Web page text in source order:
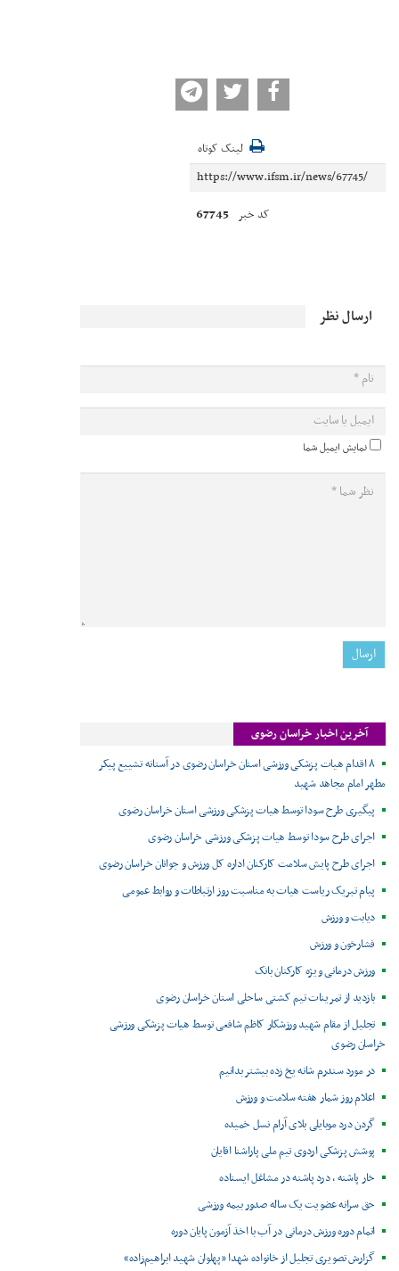
لینک کوتاه
کد خبر 67745
ارسال نظر
نمایش ایمیل شما
آخرین اخبار خراسان رضوی
۸ اقدام هیات پزشکی ورزشی استان خراسان رضوی در آستانه تشییع پیکر
مطهر امام مجاهد شهید
پیگیری طرح سودا توسط هیات پزشکی ورزشی استان خراسان رضوی
اجرای طرح سودا توسط هیات پزشکی ورزشی خراسان رضوی
اجرای طرح پایش سلامت کارکنان اداره کل ورزش و جوانان خراسان رضوی
پیام تبریک ریاست هیات به مناسبت روز ارتباطات و روابط عمومی
دیابت و ورزش
فشارخون و ورزش
ورزش درمانی ویژه کارکنان بانک
بازدید از تمرینات تیم کشتی ساحلی استان خراسان رضوی
تجلیل از مقام شهید ورزشکار کاظم شافعی توسط هیات پزشکی ورزشی
خراسان رضوی
در مورد سندرم شانه یخ زده بیشتر بدانیم
اعلام روز شمار هفته سلامت و ورزش
گردن درد موبایلی بلای آرام نسل خمیده
پوشش پزشکی اردوی تیم ملی پاراشنا اقایان
خار پاشنه ، درد پاشنه در مشاغل ایستاده
حق سرانه عضویت یک ساله صدور بیمه ورزشی
اتمام دوره ورزش درمانی در آب با اخذ آزمون پایان دوره
گزارش تصویری تجلیل از خانواده شهدا «پهلوان شهید ابراهیم‌زاده»